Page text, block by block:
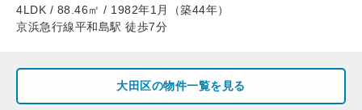
4LDK / 88.46㎡ / 1982年1月（築44年）
京浜急行線平和島駅 徒歩7分
大田区の物件一覧を見る